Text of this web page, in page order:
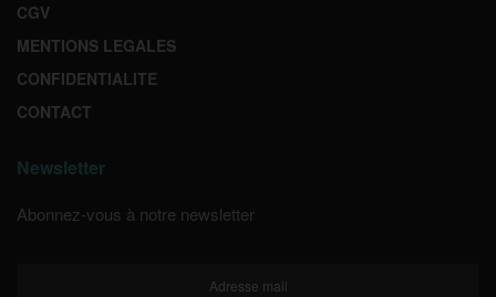
CGV
MENTIONS LEGALES
CONFIDENTIALITE
CONTACT
Newsletter
Abonnez-vous à notre newsletter